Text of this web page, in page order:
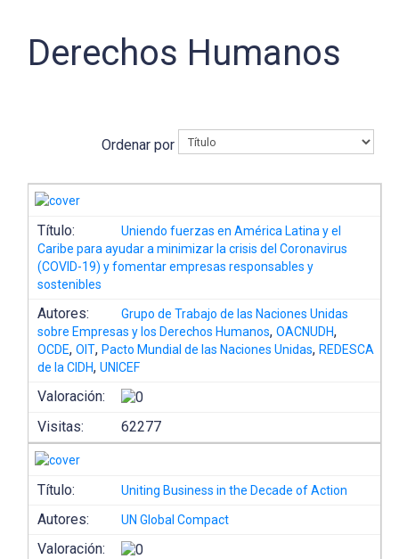
Derechos Humanos
Ordenar por
Título:
Uniendo fuerzas en América Latina y el
Caribe para ayudar a minimizar la crisis del Coronavirus
(COVID-19) y fomentar empresas responsables y
sostenibles
Autores:
Grupo de Trabajo de las Naciones Unidas
sobre Empresas y los Derechos Humanos,OACNUDH,
OCDE,OIT,Pacto Mundial de las Naciones Unidas,REDESCA
de la CIDH,UNICEF
Valoración:
Visitas:
62277
Título: Uniting Business in the Decade of Action
Autores: UN Global Compact
Valoración: